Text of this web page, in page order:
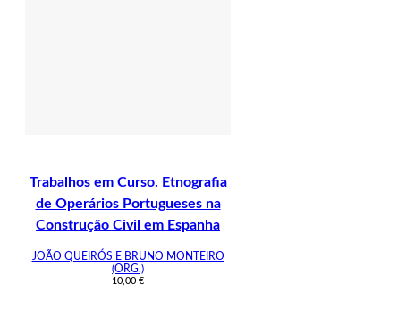
Trabalhos em Curso. Etnografia
de Operários Portugueses na
Construção Civil em Espanha
JOÃO QUEIRÓS E BRUNO MONTEIRO
(ORG.)
10,00 €